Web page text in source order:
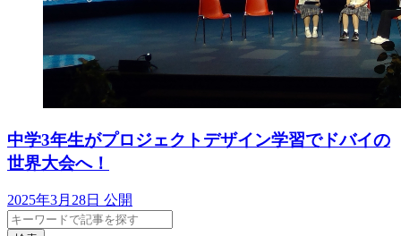
中学3年生がプロジェクトデザイン学習でドバイの
世界大会へ！
2025年3月28日 公開